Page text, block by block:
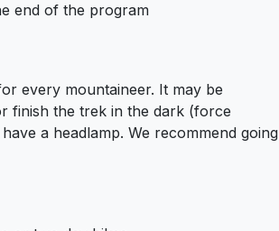
end of the program
every mountaineer. It may be
finish the trek in the dark (force
a headlamp. We recommend going